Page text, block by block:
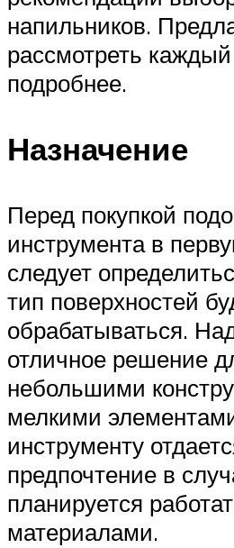
напильников.
рассмотреть
подробнее.
Назначение
Перед покупкой
инструмента в
следует
тип поверхностей
обрабатываться.
отличное решение
небольшими
мелкими
инструменту
предпочтение в
планируется
материалами.